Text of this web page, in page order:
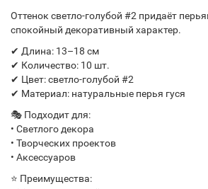
Оттенок светло-голубой #2 придаёт
спокойный декоративный характер.
✔ Длина: 13–18 см
✔ Количество: 10 шт.
✔ Цвет: светло-голубой #2
✔ Материал: натуральные перья гуся
🎭 Подходит для:
• Светлого декора
• Творческих проектов
• Аксессуаров
⭐ Преимущества: